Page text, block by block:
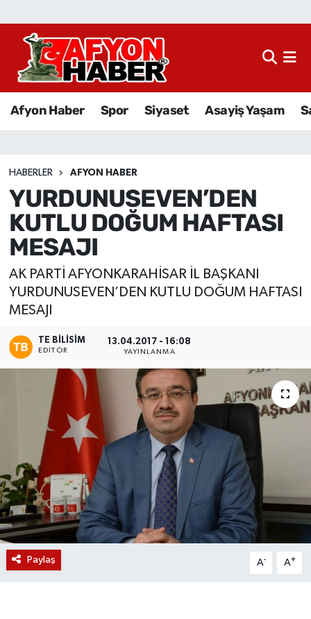
Afyon Haber Spor Siyaset Asayiş Yaşam
HABERLER AFYON HABER
YURDUNUSEVEN’DEN
KUTLU DOĞUM HAFTASI
MESAJI
AK PARTİ AFYONKARAHİSAR İL BAŞKANI
YURDUNUSEVEN’DEN KUTLU DOĞUM HAFTASI
MESAJI
TE BILISIM
EDITÖR
13.04.2017 - 16:08
YAYINLANMA
Paylaş A- A+
Afyon Haber
Sağlık
Eğitim
Sivil Toplum
Ekonomi
Magazin
Etkinlikler